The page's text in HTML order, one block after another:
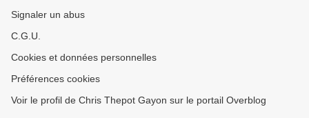
Signaler un abus
C.G.U.
Cookies et données personnelles
Préférences cookies
Voir le profil de Chris Thepot Gayon sur le portail Overblog